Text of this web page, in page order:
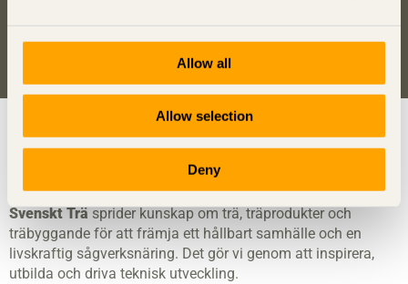
Allow all
Allow selection
Deny
Visa sajtkarta
Svenskt Trä sprider kunskap om trä, träprodukter och
träbyggande för att främja ett hållbart samhälle och en
livskraftig sågverksnäring. Det gör vi genom att inspirera,
utbilda och driva teknisk utveckling.